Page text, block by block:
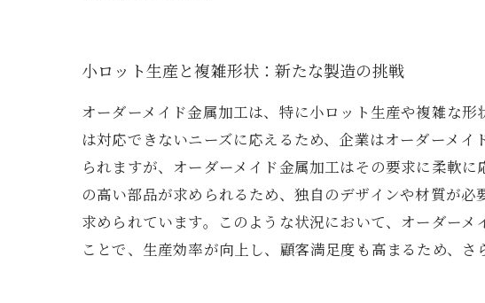
小ロット生産と複雑形状：新たな製造の挑戦
オーダーメイド金属加工は、特に小ロット生産や複雑な
は対応できないニーズに応えるため、企業はオーダーメ
られますが、オーダーメイド金属加工はその要求に柔軟
の高い部品が求められるため、独自のデザインや材質が
求められています。このような状況において、オーダー
ことで、生産効率が向上し、顧客満足度も高まるため、さ